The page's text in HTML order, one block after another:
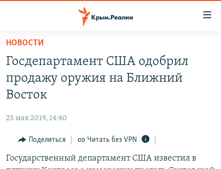
Вернуться
основному
содержанию
Вернутся
главной
Вернутся
поиску
СПЕЦПРОЕКТЫ
11 ЛЕТ ОККУПАЦИИ КРЫМА. 11 ИСТОРИЙ СОПРОТИВЛЕНИЯ
ВОДА
ЕЩЕ
ИНТЕРАКТИВ
ИНФОГРАФИКА
РАДІО СВОБОДА
КАК ОБОЙТИ БЛОКИРОВКУ
НОВОСТИ
Госдепартамент США одобрил
продажу оружия на Ближний
Восток
25 мая 2019, 14:40
Поделиться Читать без VPN
Государственный департамент США известил в